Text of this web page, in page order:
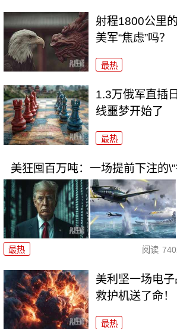
射程1800公里
美军“焦虑”吗？
最热
1.3万俄军直插
线噩梦开始了
最热
美狂囤百万吨：一场提前下注的
最热 阅读
美利坚一场电
救护机送了命！
最热